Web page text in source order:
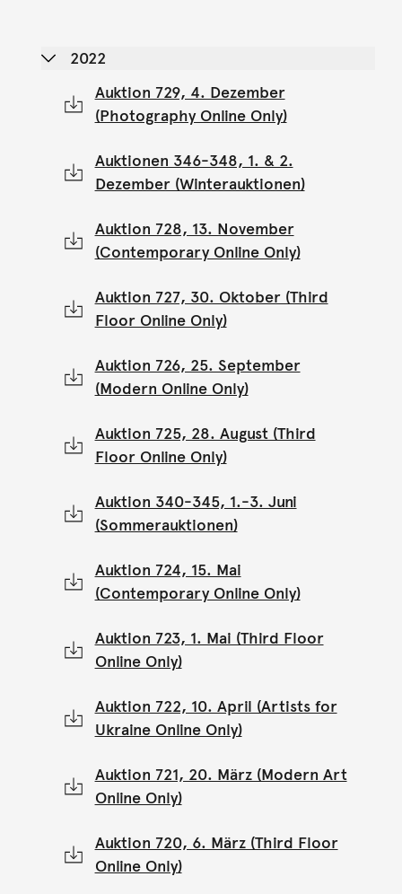
2022
Auktion 729, 4. Dezember
(Photography Online Only)
Auktionen 346-348, 1. & 2.
Dezember (Winterauktionen)
Auktion 728, 13. November
(Contemporary Online Only)
Auktion 727, 30. Oktober (Third
Floor Online Only)
Auktion 726, 25. September
(Modern Online Only)
Auktion 725, 28. August (Third
Floor Online Only)
Auktion 340-345, 1.-3. Juni
(Sommerauktionen)
Auktion 724, 15. Mai
(Contemporary Online Only)
Auktion 723, 1. Mai (Third Floor
Online Only)
Auktion 722, 10. April (Artists for
Ukraine Online Only)
Auktion 721, 20. März (Modern Art
Online Only)
Auktion 720, 6. März (Third Floor
Online Only)